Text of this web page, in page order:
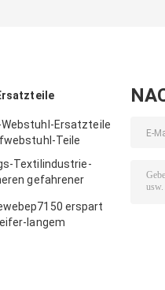
Ersatzteile
Teile
Textilindustrie-
gefahrener
erspart
langem